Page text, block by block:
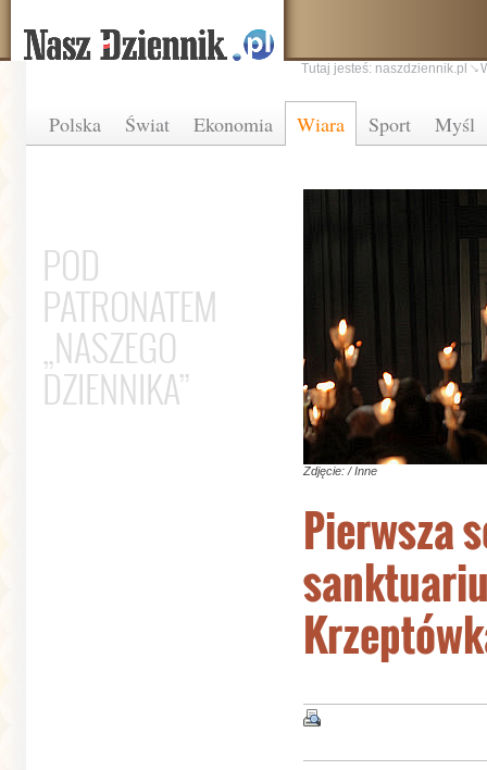
Polska Świat Ekonomia Wiara Sport Myśl
Tutaj jesteś: naszdziennik.pl
POD
PATRONATEM
„NASZEGO
DZIENNIKA”
Zdjęcie: / Inne
Pierwsza